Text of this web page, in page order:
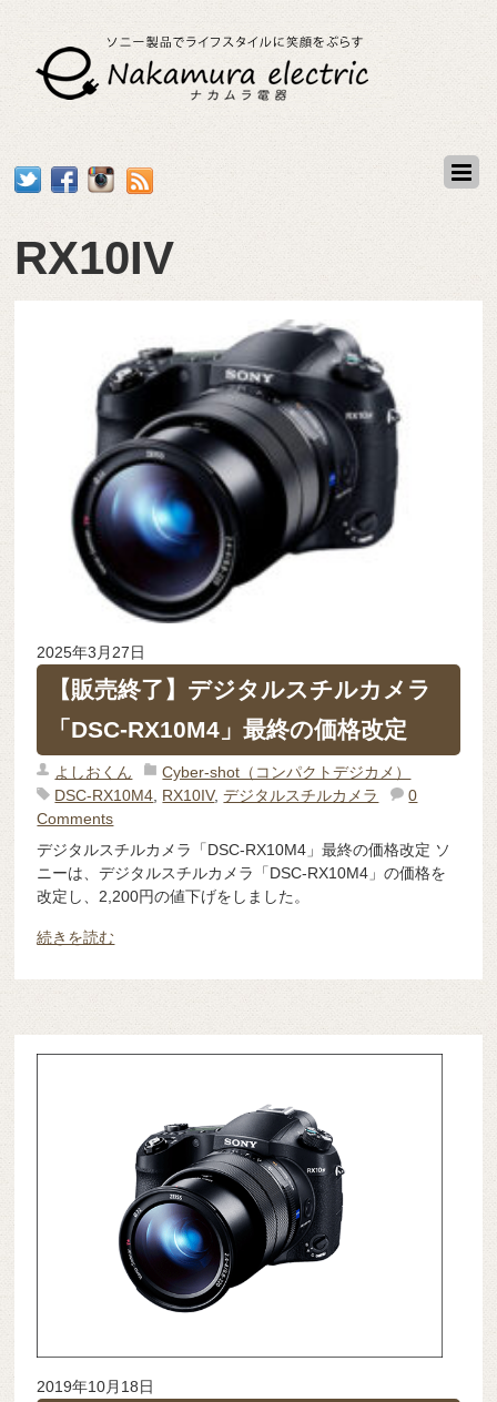
RX10IV
2025年3月27日
【販売終了】デジタルスチルカメラ
「DSC-RX10M4」最終の価格改定
よしおくん
Cyber-shot（コンパクトデジカメ）
DSC-RX10M4 RX10IV,デジタルスチルカメラ
0
Comments
デジタルスチルカメラ「DSC-RX10M4」最終の価格改定 ソ
ニーは、デジタルスチルカメラ「DSC-RX10M4」の価格を
改定し、2,200円の値下げをしました。
続きを読む
2019年10月18日